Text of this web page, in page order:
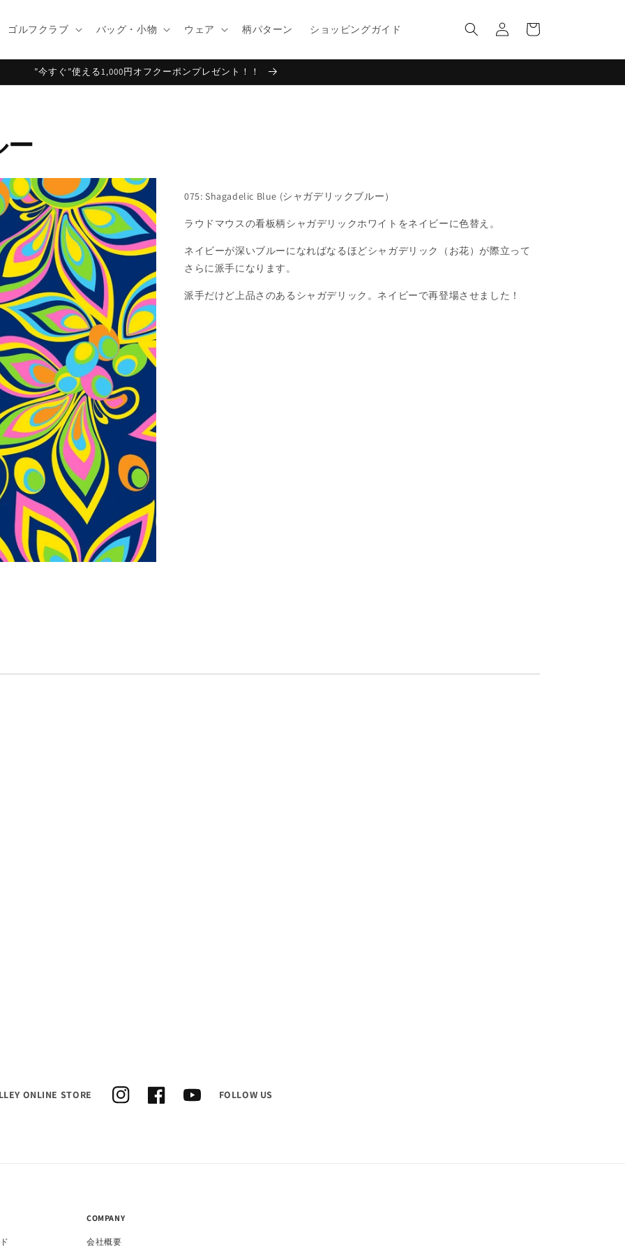
ゴルフクラブ バッグ・小物 ウェア 柄パターン ショッピングガイド
グ
イ
ー
”今すぐ”使える1,000円オフクーポンプレゼント！！
ー
075: Shagadelic Blue (シャガデリックブルー）
ラウドマウスの看板柄シャガデリックホワイトをネイビーに色替え。
ネイビーが深いブルーになればなるほどシャガデリック（お花）が際立って
さらに派手になります。
派手だけど上品さのあるシャガデリック。ネイビーで再登場させました！
ONLINE STORE
InstagramFacebookYouTube
FOLLOW US
COMPANY
会社概要